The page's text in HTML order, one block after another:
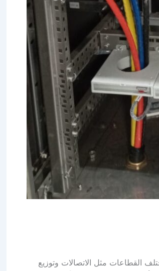
القطاعات مثل الاتصالات وتوزيع